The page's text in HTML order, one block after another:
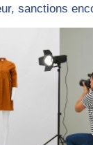
sanctions